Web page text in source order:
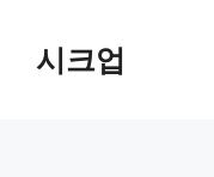
시크업